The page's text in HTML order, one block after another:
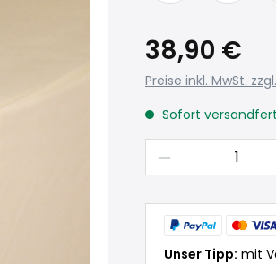
38,90 €
Preise inkl. MwSt.
Sofort
Produkt
Unser Tipp: mit